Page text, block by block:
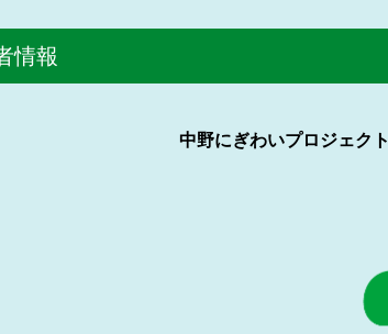
情報
中野にぎわいプロジェクト